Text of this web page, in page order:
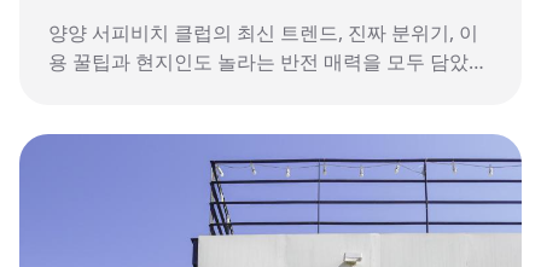
양양 서피비치 클럽의 최신 트렌드, 진짜 분위기, 이
용 꿀팁과 현지인도 놀라는 반전 매력을 모두 담았습